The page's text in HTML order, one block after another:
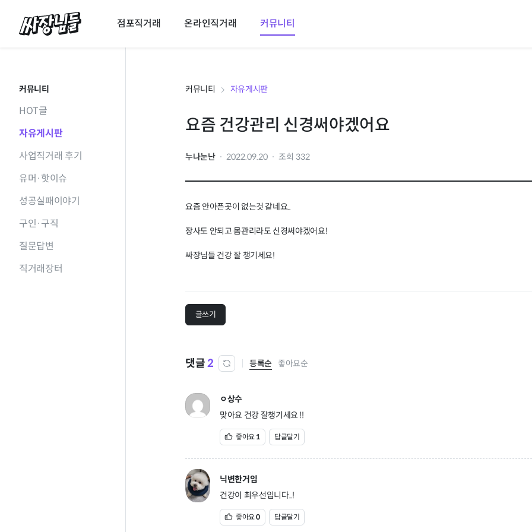
싸장님들 점포직거래 온라인직거래 커뮤니티
커뮤니티
HOT글
자유게시판
사업직거래 후기
유머·핫이슈
성공실패이야기
구인·구직
질문답변
직거래장터
커뮤니티 자유게시판
요즘 건강관리 신경써야겠어요
누나눈난 2022.09.20 조회 332
요즘 안아픈곳이 없는것 같네요..
장사도 안되고 몸관리라도 신경써야겠어요!
싸장님들 건강 잘 챙기세요!
글쓰기
댓글2 등록순 좋아요순
ㅇ상수
맞아요 건강 잘챙기세요 !!
좋아요 1 답글달기
닉변한거임
건강이 최우선입니다..!
좋아요0 답글달기